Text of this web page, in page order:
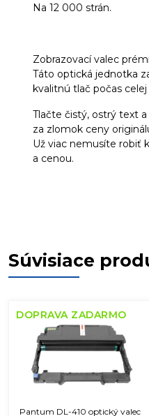
Na 12 000 strán.
Zobrazovací valec
Táto optická jednotka
kvalitnú tlač počas
Tlačte čistý, ostrý text
za zlomok ceny
Už viac nemusíte robiť
a cenou.
Súvisiace
DOPRAVA ZADARMO
Pantum DL-410 optický valec